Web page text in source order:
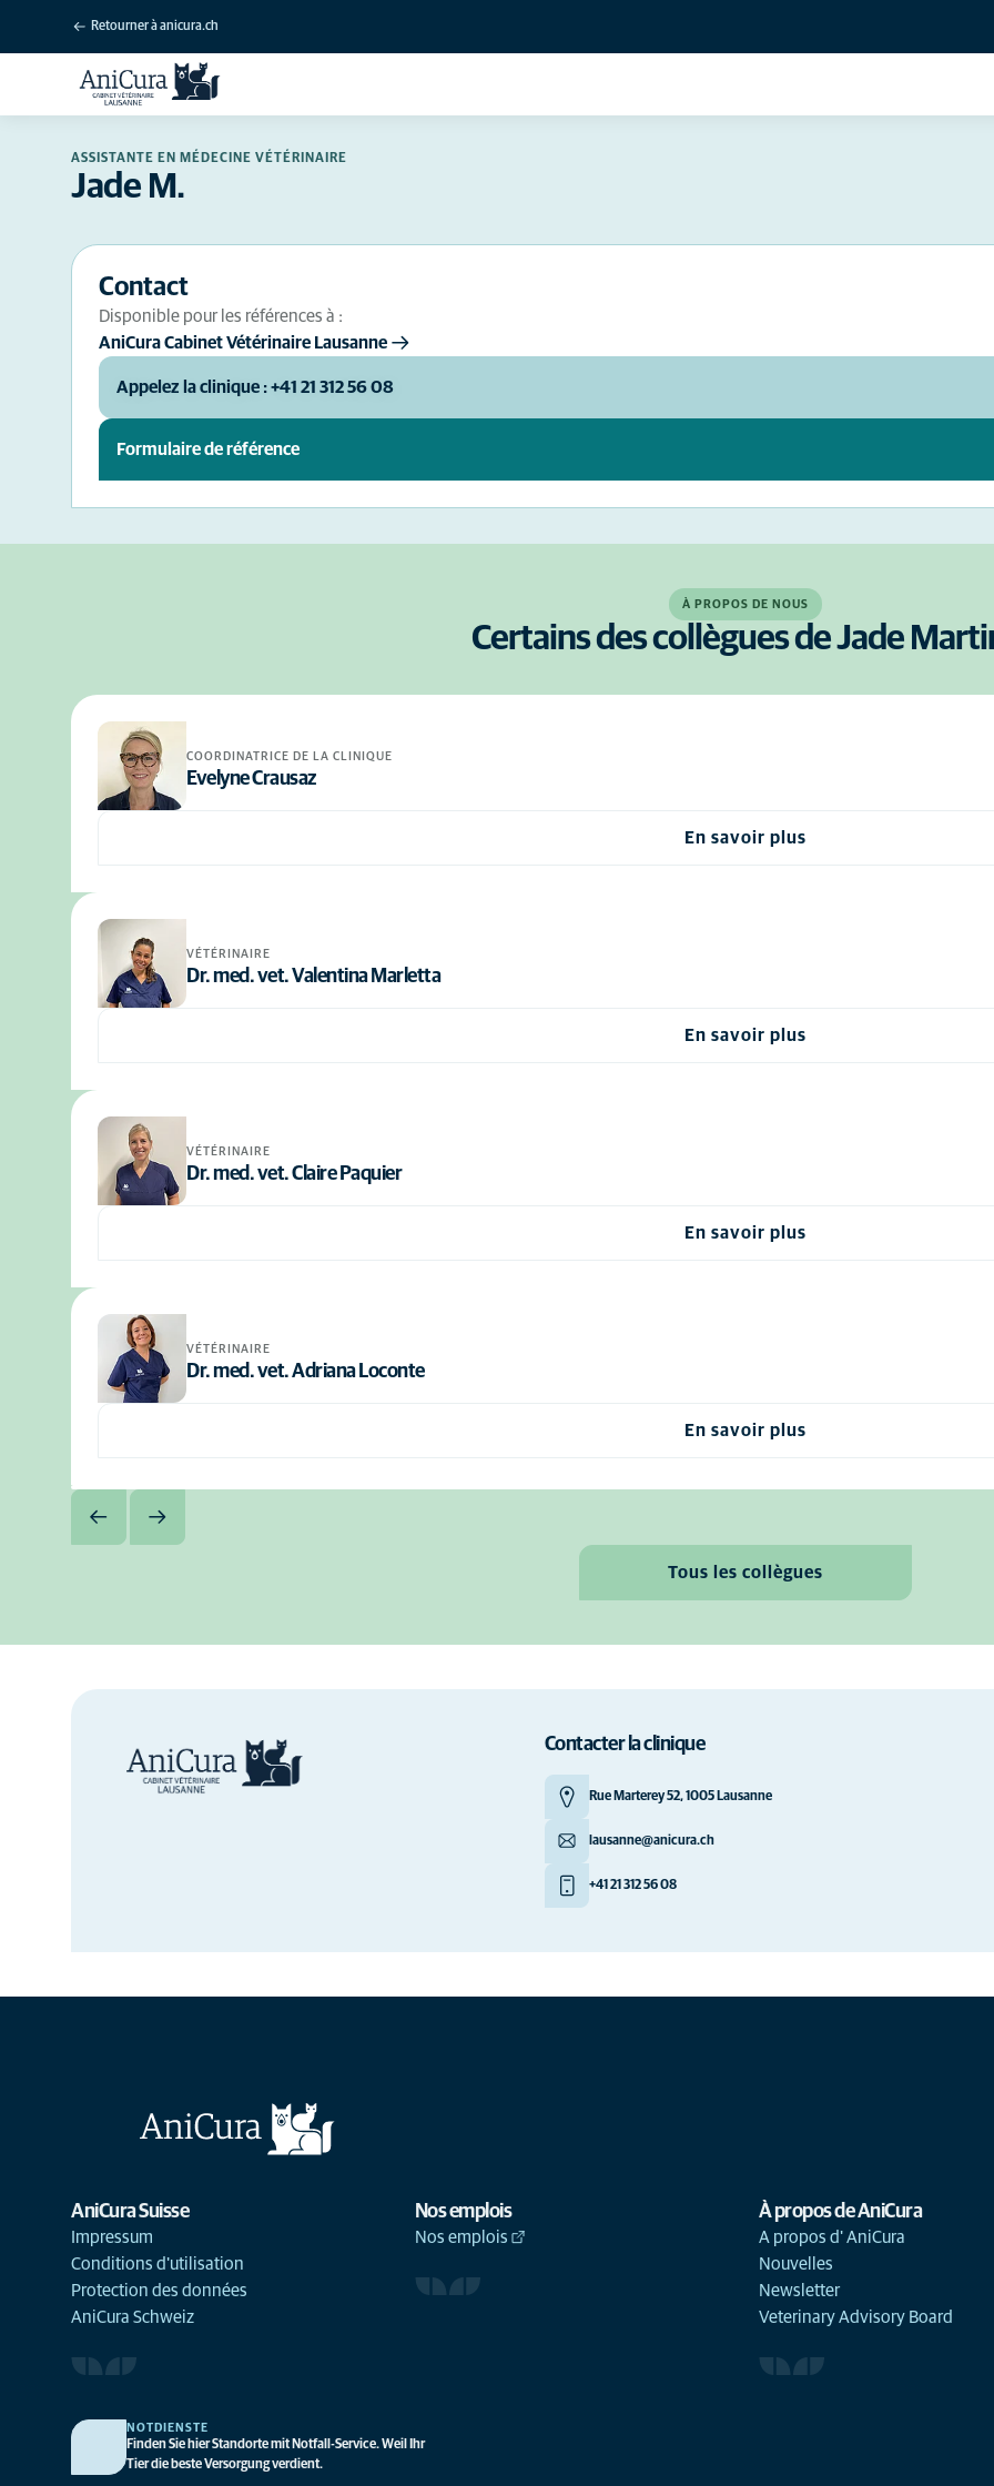
Retourner à anicura.ch
ASSISTANTE EN MÉDECINE VÉTÉRINAIRE
Jade M.
Contact
Disponible pour les références à :
AniCura Cabinet Vétérinaire Lausanne
Appelez la clinique : +41 21 312 56 08
Formulaire de référence
À PROPOS DE NOUS
Certains des collègues de Jade
COORDINATRICE DE LA CLINIQUE
Evelyne Crausaz
En savoir plus
VÉTÉRINAIRE
Dr. med. vet. Valentina Marletta
En savoir plus
VÉTÉRINAIRE
Dr. med. vet. Claire Paquier
En savoir plus
VÉTÉRINAIRE
Dr. med. vet. Adriana Loconte
En savoir plus
Tous les collègues
Contacter la clinique
Rue Marterey 52, 1005 Lausanne
lausanne@anicura.ch
+41 21 312 56 08
AniCura Suisse
Impressum
Conditions d'utilisation
Protection des données
AniCura Schweiz
Nos emplois
Nos emplois
À propos de AniCura
A propos d' AniCura
Nouvelles
Newsletter
Veterinary Advisory Board
NOTDIENSTE
Finden Sie hier Standorte mit Notfall-Service. Weil Ihr
Tier die beste Versorgung verdient.